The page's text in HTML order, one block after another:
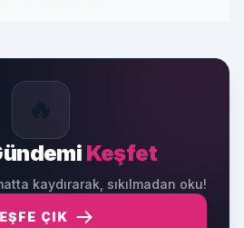
Keşfet
kaydırarak, sıkılmadan oku!
ÇIK